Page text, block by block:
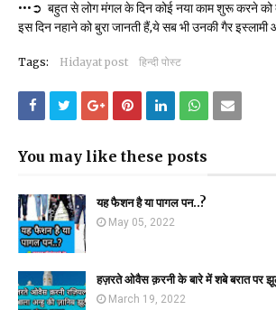
•••➲ बहुत से लोग मंगल के दिन कोई नया काम शुरू करने
इस दिन नहाने को बुरा जानती हैं,ये सब भी उनकी गैर इस्लामी
Tags: Hidayat post हिन्दी पोस्ट
You may like these posts
यह फैशन है या पागल पन..?
May 05, 2022
हज़रते ओवैस क़रनी के बारे में शबे बरात पर
March 19, 2022